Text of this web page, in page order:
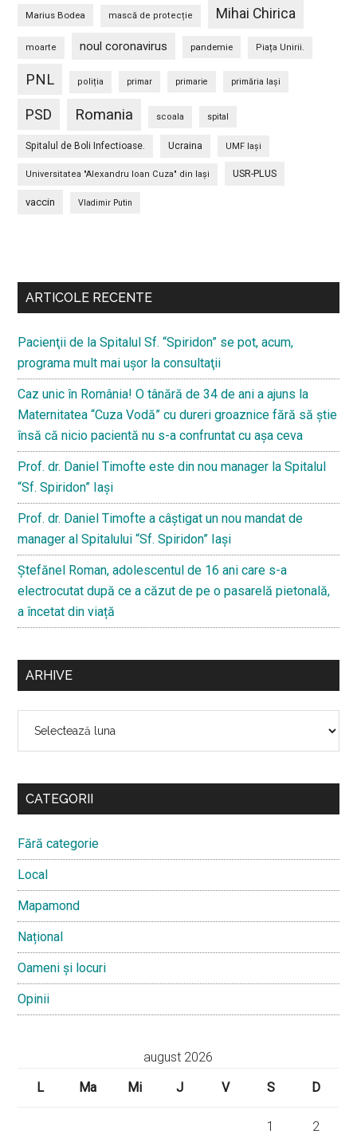
Marius Bodea mască de protecție Mihai Chirica
moarte noul coronavirus pandemie Piața Unirii.
PNL poliția primar primarie primăria Iași
PSD Romania scoala spital
Spitalul de Boli Infectioase. Ucraina UMF Iași
Universitatea "Alexandru Ioan Cuza" din Iaşi USR-PLUS
vaccin Vladimir Putin
secundara
ARTICOLE RECENTE
Pacienţii de la Spitalul Sf. “Spiridon” se pot, acum,
programa mult mai uşor la consultaţii
Caz unic în România! O tânără de 34 de ani a ajuns la
Maternitatea “Cuza Vodă” cu dureri groaznice fără să ştie
însă că nicio pacientă nu s-a confruntat cu așa ceva
Prof. dr. Daniel Timofte este din nou manager la Spitalul
“Sf. Spiridon” Iaşi
Prof. dr. Daniel Timofte a câștigat un nou mandat de
manager al Spitalului “Sf. Spiridon” Iași
Ştefănel Roman, adolescentul de 16 ani care s-a
electrocutat după ce a căzut de pe o pasarelă pietonală,
a încetat din viață
ARHIVE
CATEGORII
Fără categorie
Local
Mapamond
Național
Oameni și locuri
Opinii
august 2026
L
Ma Mi J V S D
1 2